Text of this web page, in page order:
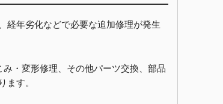
経年劣化などで必要な追加修理が発生
・変形修理、その他パーツ交換、部品
す。